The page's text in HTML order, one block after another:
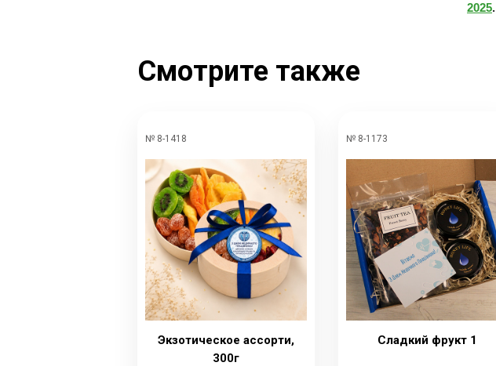
2025.
Смотрите также
№ 8-1418
Экзотическое ассорти,
300г
№ 8-1173
Сладкий фрукт 1